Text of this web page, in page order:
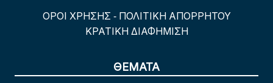
ΟΡΟΙ ΧΡΗΣΗΣ - ΠΟΛΙΤΙΚΗ ΑΠΟΡΡΗΤΟΥ
ΚΡΑΤΙΚΗ ΔΙΑΦΗΜΙΣΗ
ΘΕΜΑΤΑ